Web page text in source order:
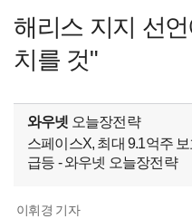
해리스 지지 선
치를 것"
와우넷 오늘장전략
스페이스X, 최대 9.1억주
급등 - 와우넷 오늘장전략
이휘경 기자